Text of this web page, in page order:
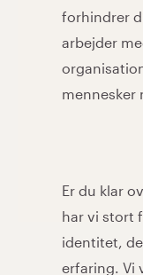
forhindrer
arbejder
mennesker